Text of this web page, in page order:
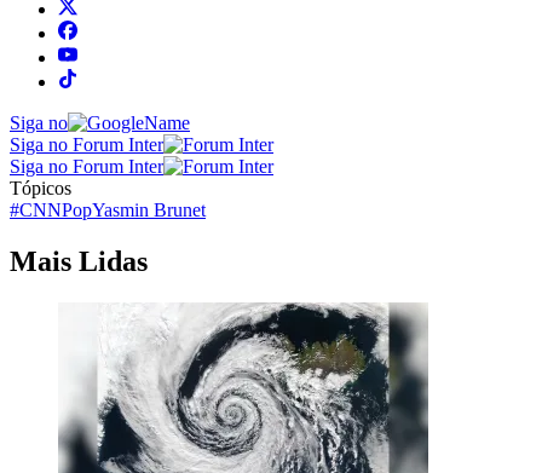
Siga no
Siga no Forum Inter
Siga no Forum Inter
Tópicos
#CNNPopYasmin Brunet
Mais Lidas